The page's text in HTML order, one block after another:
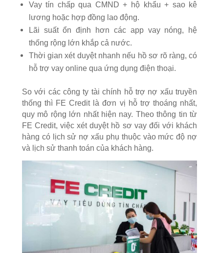
Vay tín chấp qua CMND + hộ khẩu + sao kê
lương hoặc hợp đồng lao động.
Lãi suất ổn định hơn các app vay nóng, hệ
thống rộng lớn khắp cả nước.
Thời gian xét duyệt nhanh nếu hồ sơ rõ ràng, có
hỗ trợ vay online qua ứng dụng điện thoại.
So với các công ty tài chính hỗ trợ nợ xấu truyền
thống thì FE Credit là đơn vị hỗ trợ thoáng nhất,
quy mô rộng lớn nhất hiện nay. ​Theo thông tin từ
FE Credit, việc xét duyệt hồ sơ vay đối với khách
hàng có lịch sử nợ xấu phụ thuộc vào mức độ nợ
và lịch sử thanh toán của khách hàng.